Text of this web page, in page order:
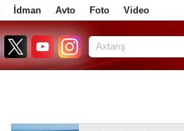
İdman Avto Foto Video